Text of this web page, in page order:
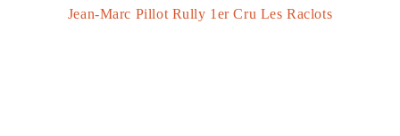
Jean-Marc Pillot Rully 1er Cru Les Raclots